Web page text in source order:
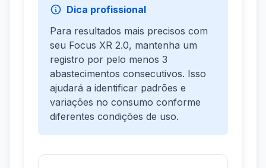
Dica profissional
Para resultados mais precisos com
seu Focus XR 2.0, mantenha um
registro por pelo menos 3
abastecimentos consecutivos. Isso
ajudará a identificar padrões e
variações no consumo conforme
diferentes condições de uso.